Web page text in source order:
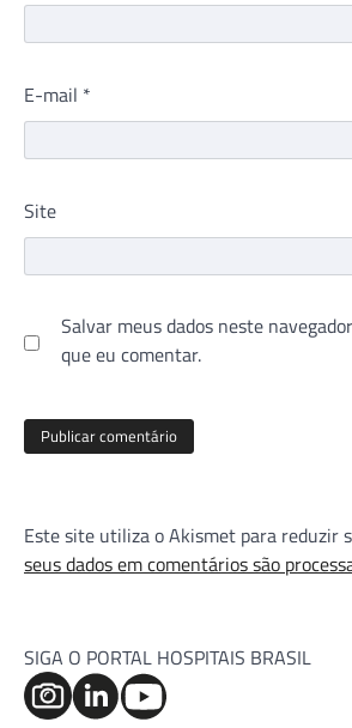
E-mail *
Site
Salvar meus dados neste
que eu comentar.
Este site utiliza o Akismet para reduzir
seus dados em comentários são
SIGA O PORTAL HOSPITAIS BRASIL